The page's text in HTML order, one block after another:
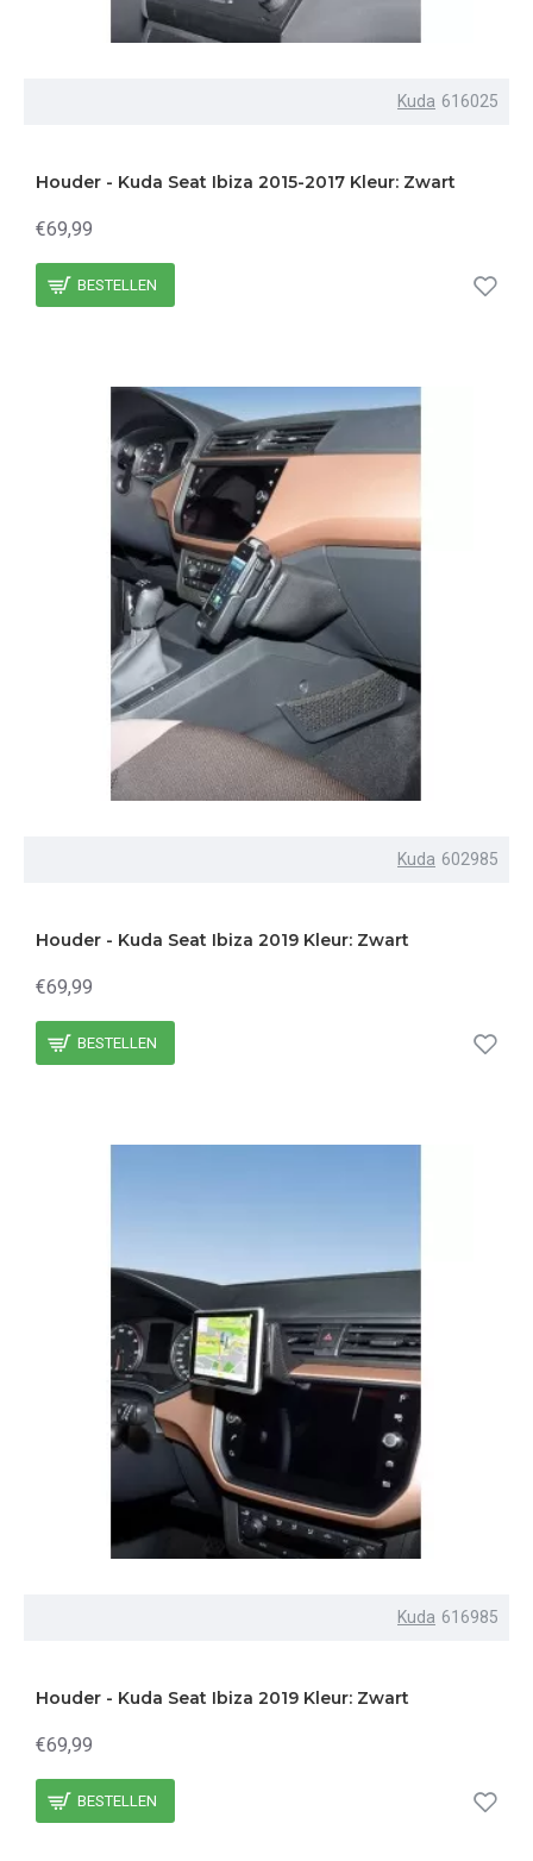
Kuda 616025
Houder - Kuda Seat Ibiza 2015-2017 Kleur: Zwart
€69,99
BESTELLEN
Kuda 602985
Houder - Kuda Seat Ibiza 2019 Kleur: Zwart
€69,99
BESTELLEN
Kuda 616985
Houder - Kuda Seat Ibiza 2019 Kleur: Zwart
€69,99
BESTELLEN